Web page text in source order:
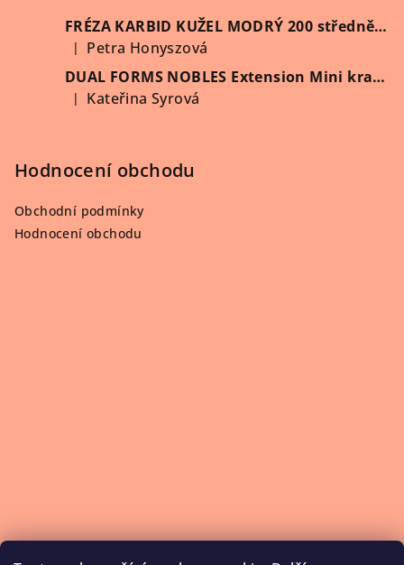
FRÉZA KARBID KUŽEL MODRÝ 200 středně hrubý (Vybrat průměr)
Hodnocení produktu je 5 z 5 hvězdiček.
|
Petra Honyszová
DUAL FORMS NOBLES Extension Mini kratší 60 ks/krabička
Hodnocení produktu je 5 z 5 hvězdiček.
| Kateřina Syrová
Hodnocení obchodu
Obchodní podmínky
Hodnocení obchodu